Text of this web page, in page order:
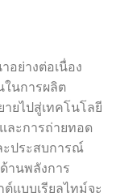
อย่างต่อเนื่อง
ในการผลิต
ยไปสู่เทคโนโลยี
ละการถ่ายทอด
ะประสบการณ์
านพลังการ
แบบเรียลไทม์จะ